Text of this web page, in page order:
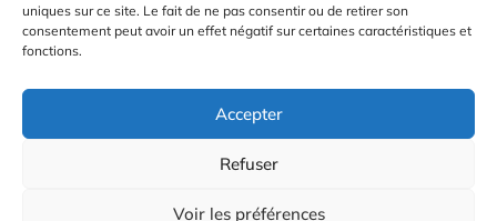
uniques sur ce site. Le fait de ne pas consentir ou de retirer son
consentement peut avoir un effet négatif sur certaines caractéristiques et
fonctions.
Accepter
Refuser
Voir les préférences
© 2026 Radio Calade